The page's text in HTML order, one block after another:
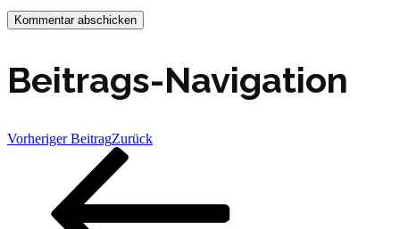
Beitrags-Navigation
Vorheriger BeitragZurück